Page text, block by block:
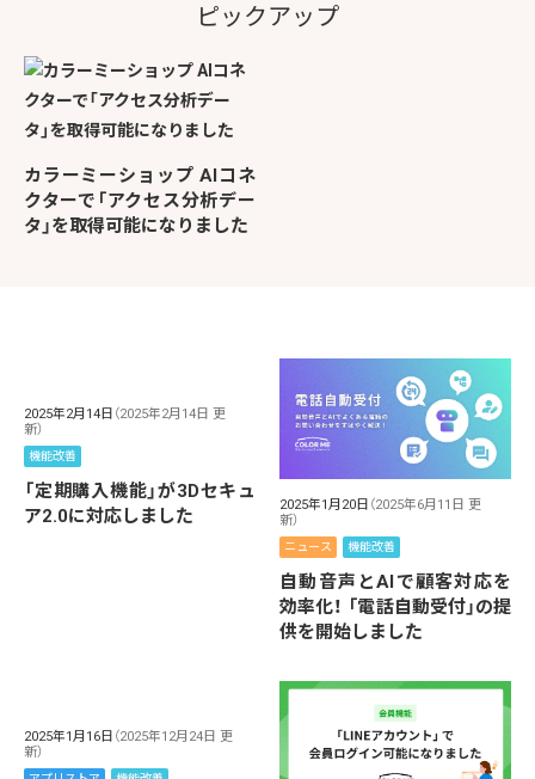
ピックアップ
カラーミーショップ AIコネ
クターで「アクセス分析デー
タ」を取得可能になりました
2025年2月14日 （2025年2月14日 更
新）
機能改善
「定期購入機能」が3Dセキュ
ア2.0に対応しました
2025年1月20日 （2025年6月11日 更
新）
ニュース 機能改善
自動音声とAIで顧客対応を
効率化！ 「電話自動受付」の提
供を開始しました
2025年1月16日 （2025年12月24日 更
新）